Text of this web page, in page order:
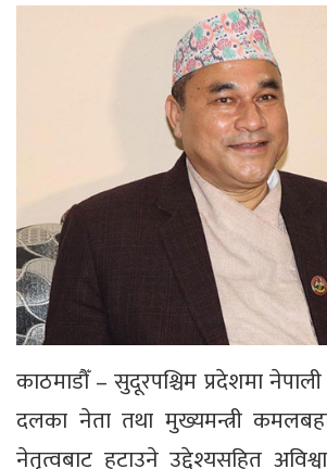
काठमाडौँ – सुदूरपश्चिम प्रदेशमा
दलका नेता तथा मुख्यमन्त्री
नेतृत्वबाट हटाउने उद्देश्यसहित